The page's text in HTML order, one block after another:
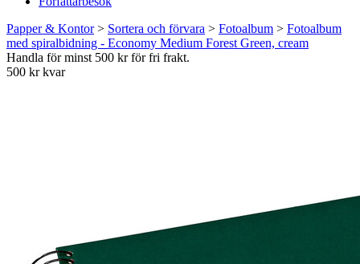
Papper & Kontor> Sortera och förvara > Fotoalbum > Fotoalbum
med spiralbidning - Economy Medium Forest Green, cream
Handla för minst 500 kr för fri frakt.
500 kr kvar